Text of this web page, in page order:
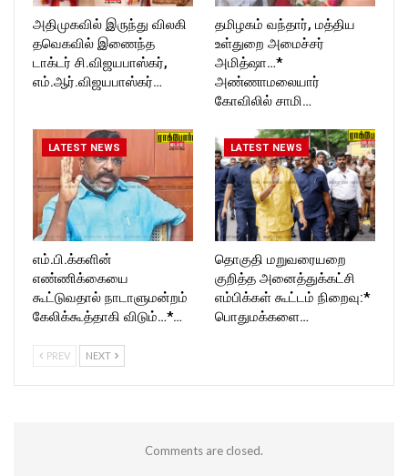
அதிமுகவில் இருந்து விலகி
தவெகவில் இணைந்த
டாக்டர் சி.விஜயபாஸ்கர்,
எம்.ஆர்.விஜயபாஸ்கர்…
தமிழகம் வந்தார், மத்திய
உள்துறை அமைச்சர்
அமித்ஷா…*
அண்ணாமலையார்
கோவிலில் சாமி…
LATEST NEWS
எம்.பி.க்களின்
எண்ணிக்கையை
கூட்டுவதால் நாடாளுமன்றம்
கேலிக்கூத்தாகி விடும்…*…
LATEST NEWS
தொகுதி மறுவரையறை
குறித்த அனைத்துக்கட்சி
எம்பிக்கள் கூட்டம் நிறைவு:*
பொதுமக்களை…
PREV NEXT
Comments are closed.